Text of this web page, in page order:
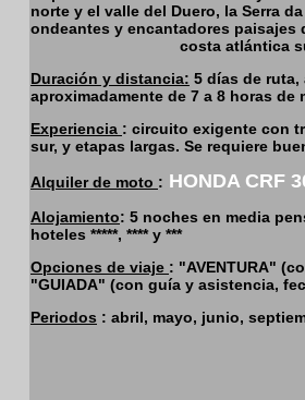
norte y el valle del Duero, la Serra
ondeantes y encantadores paisajes
costa atlántica
Duración y distancia: 5 días de ruta,
aproximadamente de 7 a 8 horas de
Experiencia : circuito exigente con
sur, y etapas largas. Se requiere
Alquiler de moto : HONDA CRF
Alojamiento: 5 noches en media
hoteles *****, **** y ***
Opciones de viaje : "AVENTURA"
"GUIADA" (con guía y asistencia,
Periodos : abril, mayo, junio,